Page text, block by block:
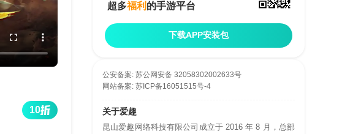
10
超多福利 的手游平台
下载APP安装包
公安备案: 苏公网安备 32058302002633号
网站备案: 苏ICP备16051515号-4
关于爱趣
昆山爱趣网络科技有限公司成立于 2016 年 8 月，总部